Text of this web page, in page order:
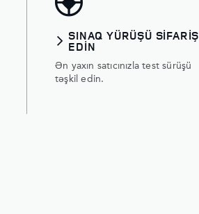
SINAQ YÜRÜŞÜ SİFARİŞ
EDİN
Ən yaxın satıcınızla test sürüşü
təşkil edin.